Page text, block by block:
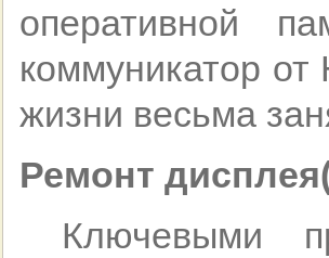
оперативной
коммуникатор от
жизни весьма
Ремонт
Ключевыми